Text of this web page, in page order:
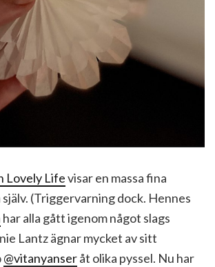
Lovely Lifevisar en massa fina
(Triggervarning dock. Hennes
har alla gått igenom något slags
Lantz ägnar mycket av sitt
@vitanyanseråt olika pyssel. Nu har